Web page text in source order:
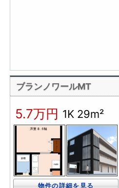
ブランノワールMT
5.7万円 1K 29m²
物件の詳細を見る